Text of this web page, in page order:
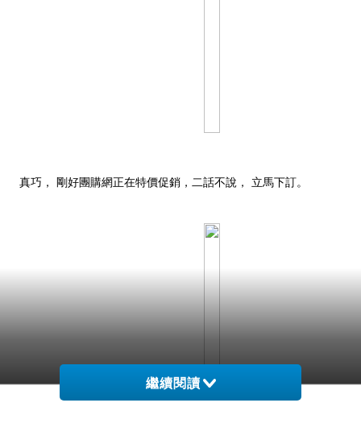
真巧， 剛好團購網正在特價促銷，二話不說， 立馬下訂。
繼續閱讀